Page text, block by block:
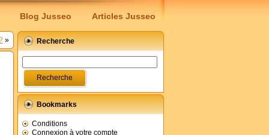
Blog Jusseo Articles Jusseo
» Recherche
Bookmarks
Conditions
Connexion à votre compte